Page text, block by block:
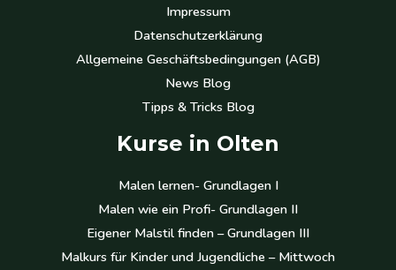
Impressum
Datenschutzerklärung
Allgemeine Geschäftsbedingungen (AGB)
News Blog
Tipps & Tricks Blog
Kurse in Olten
Malen lernen- Grundlagen I
Malen wie ein Profi- Grundlagen II
Eigener Malstil finden – Grundlagen III
Malkurs für Kinder und Jugendliche – Mittwoch